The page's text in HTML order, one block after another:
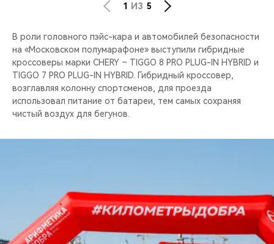
1 ИЗ 5
В роли головного пэйс-кара и автомобилей безопасности
на «Московском полумарафоне» выступили гибридные
кроссоверы марки CHERY – TIGGO 8 PRO PLUG-IN HYBRID и
TIGGO 7 PRO PLUG-IN HYBRID. Гибридный кроссовер,
возглавляя колонну спортсменов, для проезда
использовал питание от батареи, тем самых сохраняя
чистый воздух для бегунов.